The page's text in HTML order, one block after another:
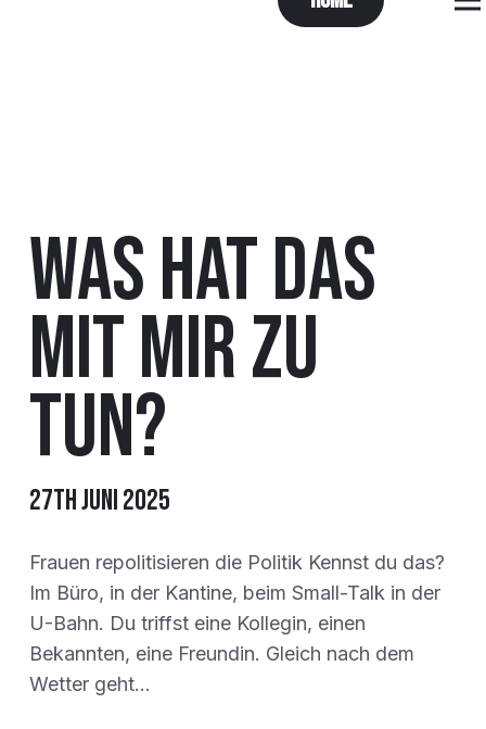
Was hat das
mit mir zu
tun?
27th Juni 2025
Frauen repolitisieren die Politik Kennst du das?
Im Büro, in der Kantine, beim Small-Talk in der
U-Bahn. Du triffst eine Kollegin, einen
Bekannten, eine Freundin. Gleich nach dem
Wetter geht…